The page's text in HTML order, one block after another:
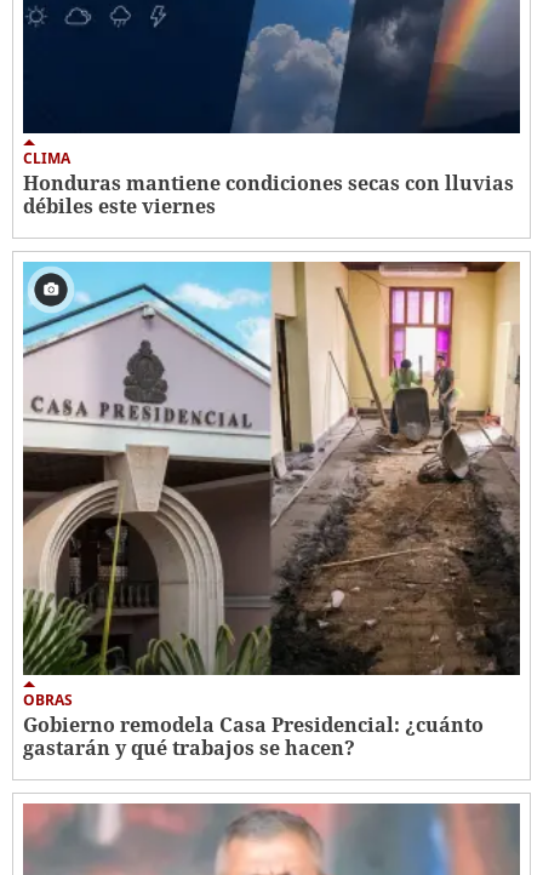
CLIMA
Honduras mantiene condiciones secas con lluvias
débiles este viernes
OBRAS
Gobierno remodela Casa Presidencial: ¿cuánto
gastarán y qué trabajos se hacen?